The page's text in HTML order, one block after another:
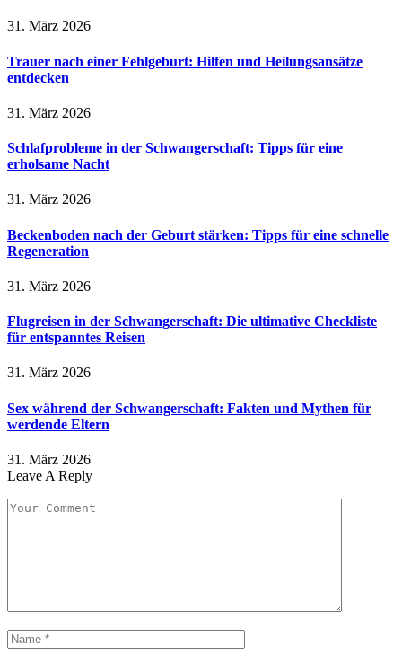
31. März 2026
Trauer nach einer Fehlgeburt: Hilfen und Heilungsansätze
entdecken
31. März 2026
Schlafprobleme in der Schwangerschaft: Tipps für eine
erholsame Nacht
31. März 2026
Beckenboden nach der Geburt stärken: Tipps für eine schnelle
Regeneration
31. März 2026
Flugreisen in der Schwangerschaft: Die ultimative Checkliste
für entspanntes Reisen
31. März 2026
Sex während der Schwangerschaft: Fakten und Mythen für
werdende Eltern
31. März 2026
Leave A Reply